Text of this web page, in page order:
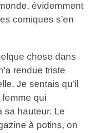
évidemment
comiques s’en
chose dans
rendue triste
Je sentais qu’il
femme qui
sa hauteur. Le
à potins, on